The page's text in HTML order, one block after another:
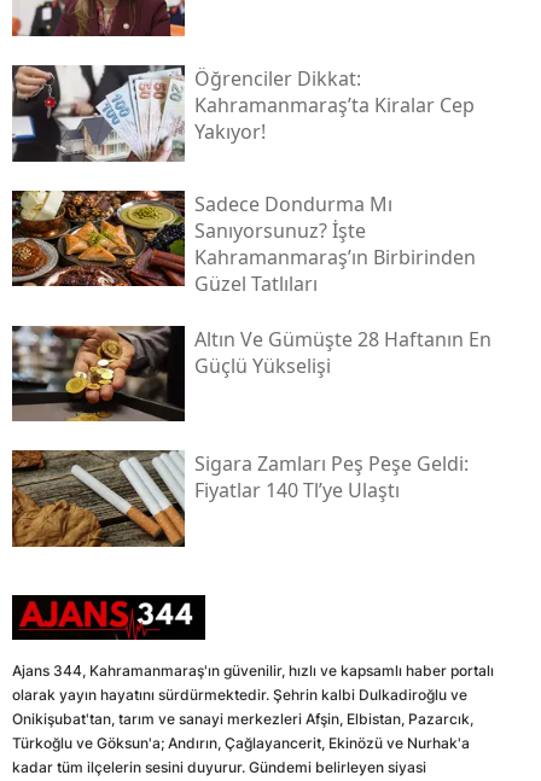
Öğrenciler Dikkat:
Kahramanmaraş’ta Kiralar Cep
Yakıyor!
Sadece Dondurma Mı
Sanıyorsunuz? İşte
Kahramanmaraş’ın Birbirinden
Güzel Tatlıları
Altın Ve Gümüşte 28 Haftanın En
Güçlü Yükselişi
Sigara Zamları Peş Peşe Geldi:
Fiyatlar 140 Tl’ye Ulaştı
Ajans 344, Kahramanmaraş'ın güvenilir, hızlı ve kapsamlı haber portalı
olarak yayın hayatını sürdürmektedir. Şehrin kalbi Dulkadiroğlu ve
Onikişubat'tan, tarım ve sanayi merkezleri Afşin, Elbistan, Pazarcık,
Türkoğlu ve Göksun'a; Andırın, Çağlayancerit, Ekinözü ve Nurhak'a
kadar tüm ilçelerin sesini duyurur. Gündemi belirleyen siyasi